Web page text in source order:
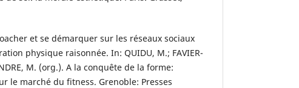
et se démarquer sur les réseaux sociaux
physique raisonnée. In: QUIDU, M.; FAVIER-
M. (org.). A la conquête de la forme:
le marché du fitness. Grenoble: Presses